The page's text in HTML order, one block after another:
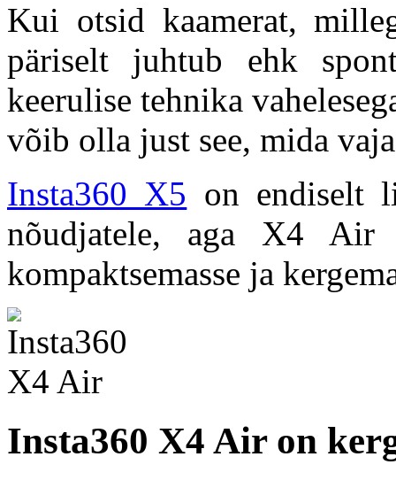
Kui otsid kaamerat,
päriselt juhtub ehk
keerulise tehnika
võib olla just see, mida
Insta360 X5 on endiselt
nõudjatele, aga X4 Air
kompaktsemasse ja
Insta360 X4 Air on